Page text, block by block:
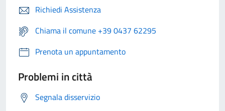
Richiedi Assistenza
Chiama il comune +39 0437 62295
Prenota un appuntamento
Problemi in città
Segnala disservizio